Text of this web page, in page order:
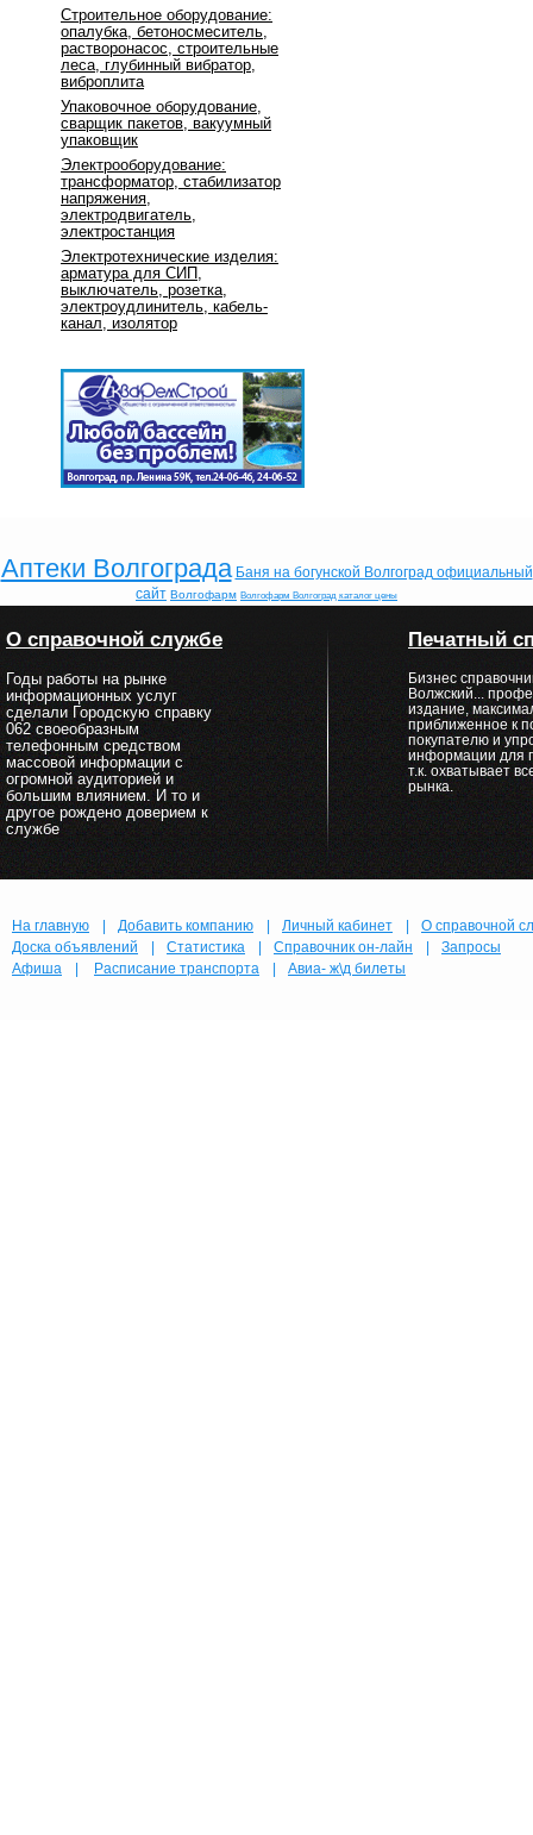
Строительное оборудование:
опалубка, бетоносмеситель,
растворонасос, строительные
леса, глубинный вибратор,
виброплита
Упаковочное оборудование,
сварщик пакетов, вакуумный
упаковщик
Электрооборудование:
трансформатор, стабилизатор
напряжения,
электродвигатель,
электростанция
Электротехнические изделия:
арматура для СИП,
выключатель, розетка,
электроудлинитель, кабель-
канал, изолятор
Аптеки Волгограда Баня на богунской Волгоград официальный
сайт Волгофарм Волгофарм Волгоград каталог цены
О справочной службе
Годы работы на рынке
информационных услуг
сделали Городскую справку
062 своеобразным
телефонным средством
массовой информации с
огромной аудиторией и
большим влиянием. И то и
другое рождено доверием к
службе
Печатный
Бизнес
Волжский...
издание,
приближенное к
покупателю и
информации для
т.к. охватывает
рынка.
На главную Добавить компанию Личный кабинет
О справочной
Доска объявлений
Статистика Справочник он-лайн
Запросы
Афиша
Расписание транспорта Авиа- ж\д билеты